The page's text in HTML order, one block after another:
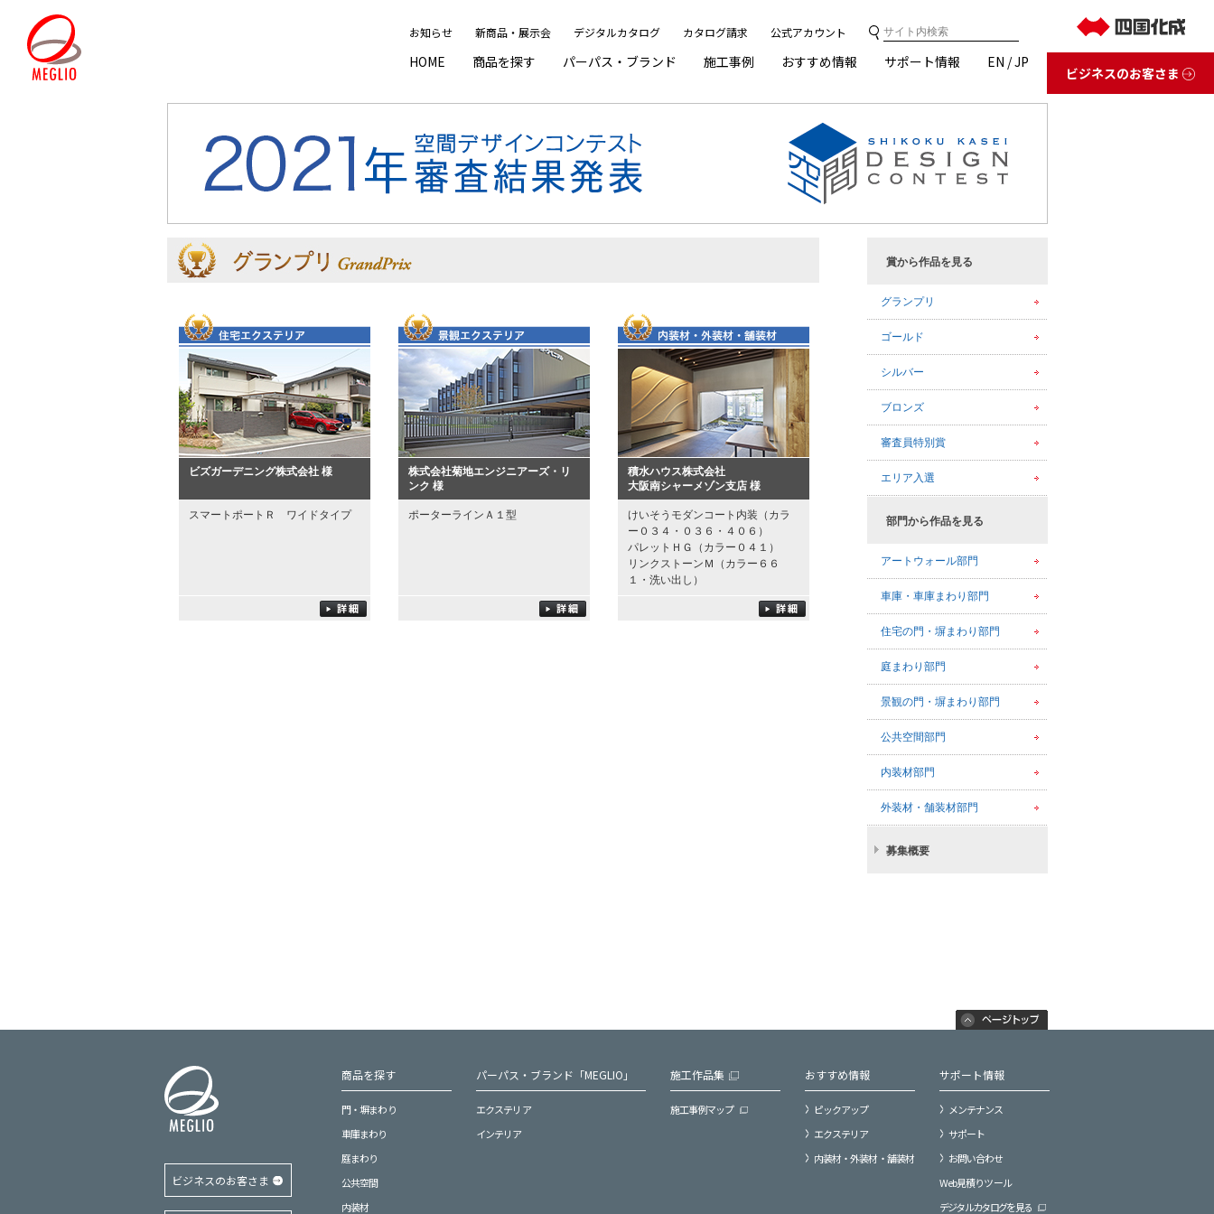
お知らせ 新商品・展示会 デジタルカタログ カタログ請求 公式アカウント
HOME 商品を探す
商品を探すINDEX 門・塀まわり 車庫まわり
庭まわり
公共空間
外装・舗装材
パーパス・ブランド
パーパス・ブランド「MEGLIO」 エクステリア インテリア
施工事例
施工作品集 施工事例マップ
おすすめ情報
おすすめ情報INDEX ピックアップ エクステリア 内装材・外装材・舗装材
サポート情報
サポート情報INDEX メンテナンス サポート
お問い合わせ
Web 見積りツール
デジタルカタログを見る
EN / JP
ビジネスのお客さま
ビズガーデニング株式会社 様
スマートポートＲ ワイドタイプ
株式会社菊地エンジニアーズ・リ
ンク 様
ポーターラインＡ１型
積水ハウス株式会社
大阪南シャーメゾン支店 様
けいそうモダンコート内装（カラ
ー０３４・０３６・４０６）
パレットＨＧ（カラー０４１）
リンクストーンＭ（カラー６６
１・洗い出し）
賞から作品を見る
グランプリ
ゴールド
シルバー
ブロンズ
審査員特別賞
エリア入選
部門から作品を見る
アートウォール部門
車庫・車庫まわり部門
住宅の門・塀まわり部門
庭まわり部門
景観の門・塀まわり部門
公共空間部門
内装材部門
外装材・舗装材部門
募集概要
ビジネスのお客さま
商品を探す
門・塀まわり
車庫まわり
庭まわり
公共空間
内装材
パーパス・ブランド「MEGLIO」
エクステリア
インテリア
施工作品集
施工事例マップ
おすすめ情報
ピックアップ
エクステリア
内装材・外装材・舗装材
サポート情報
メンテナンス
サポート
お問い合わせ
Web見積りツール
デジタルカタログを見る